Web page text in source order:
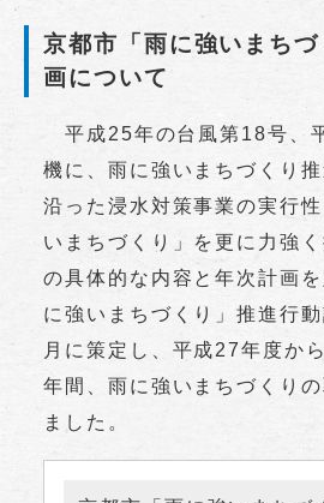
京都市「雨に強いまち
画について
平成25年の台風第18号、
機に、雨に強いまちづくり
沿った浸水対策事業の実行
いまちづくり」を更に力強
の具体的な内容と年次計画
に強いまちづくり」推進行
月に策定し、平成27年度か
年間、雨に強いまちづくり
ました。